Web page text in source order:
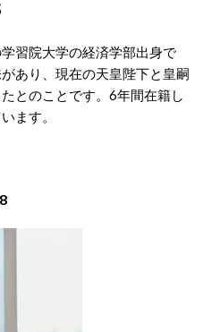
習院大学の経済学部出身で
あり、現在の天皇陛下と皇嗣
とのことです。6年間在籍し
ます。